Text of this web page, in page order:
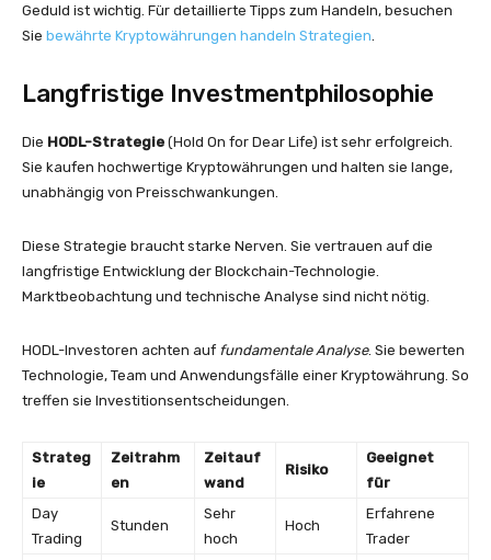
Geduld ist wichtig. Für detaillierte Tipps zum Handeln, besuchen
Sie bewährte Kryptowährungen handeln Strategien.
Langfristige Investmentphilosophie
Die HODL-Strategie (Hold On for Dear Life) ist sehr erfolgreich.
Sie kaufen hochwertige Kryptowährungen und halten sie lange,
unabhängig von Preisschwankungen.
Diese Strategie braucht starke Nerven. Sie vertrauen auf die
langfristige Entwicklung der Blockchain-Technologie.
Marktbeobachtung und technische Analyse sind nicht nötig.
HODL-Investoren achten auf fundamentale Analyse. Sie bewerten
Technologie, Team und Anwendungsfälle einer Kryptowährung. So
treffen sie Investitionsentscheidungen.
Strateg
ie
Zeitrahm
en
Zeitauf
wand
Risiko
Geeignet
für
Day
Trading
Stunden
Sehr
hoch
Hoch
Erfahrene
Trader